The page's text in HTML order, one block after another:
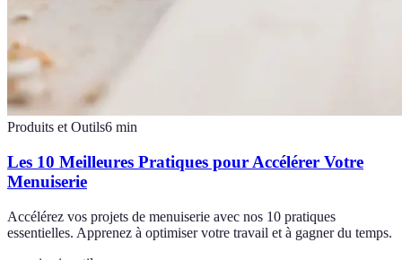
Produits et Outils6 min
Les 10 Meilleures Pratiques pour Accélérer Votre
Menuiserie
Accélérez vos projets de menuiserie avec nos 10 pratiques
essentielles. Apprenez à optimiser votre travail et à gagner du temps.